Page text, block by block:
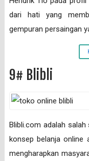
dari hati yang
gempuran persaingan
9# Blibli
Blibli.com adalah
konsep belanja online
mengharapkan